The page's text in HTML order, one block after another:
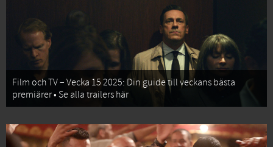
Film och TV – Vecka 15 2025: Din guide till veckans bästa
premiärer • Se alla trailers här